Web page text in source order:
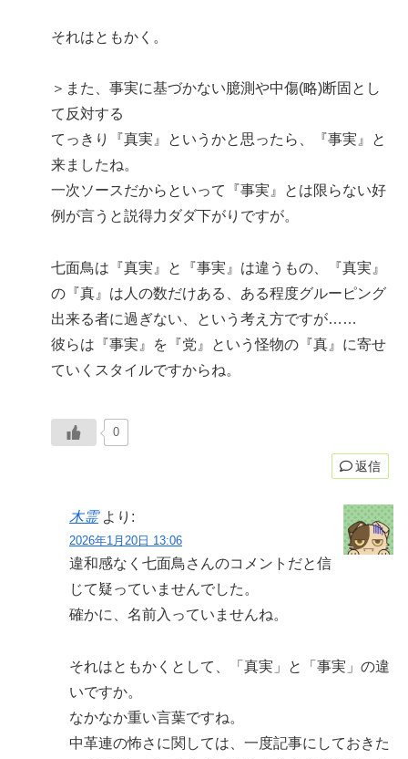
それはともかく。
＞また、事実に基づかない臆測や中傷(略)断固とし
て反対する
てっきり『真実』というかと思ったら、『事実』と
来ましたね。
一次ソースだからといって『事実』とは限らない好
例が言うと説得力ダダ下がりですが。
七面鳥は『真実』と『事実』は違うもの、『真実』
の『真』は人の数だけある、ある程度グルーピング
出来る者に過ぎない、という考え方ですが……
彼らは『事実』を『党』という怪物の『真』に寄せ
ていくスタイルですからね。
0
返信
木霊 より:
2026年1月20日 13:06
違和感なく七面鳥さんのコメントだと信
じて疑っていませんでした。
確かに、名前入っていませんね。
それはともかくとして、「真実」と「事実」の違
いですか。
なかなか重い言葉ですね。
中革連の怖さに関しては、一度記事にしておきた